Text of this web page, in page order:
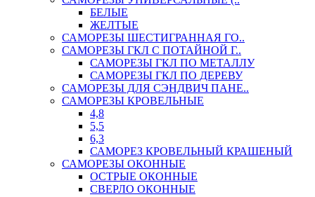
БЕЛЫЕ
ЖЕЛТЫЕ
САМОРЕЗЫ ШЕСТИГРАННАЯ ГО..
САМОРЕЗЫ ГКЛ С ПОТАЙНОЙ Г..
САМОРЕЗЫ ГКЛ ПО МЕТАЛЛУ
САМОРЕЗЫ ГКЛ ПО ДЕРЕВУ
САМОРЕЗЫ ДЛЯ СЭНДВИЧ ПАНЕ..
САМОРЕЗЫ КРОВЕЛЬНЫЕ
4,8
5,5
6,3
САМОРЕЗ КРОВЕЛЬНЫЙ КРАШЕНЫЙ
САМОРЕЗЫ ОКОННЫЕ
ОСТРЫЕ ОКОННЫЕ
СВЕРЛО ОКОННЫЕ